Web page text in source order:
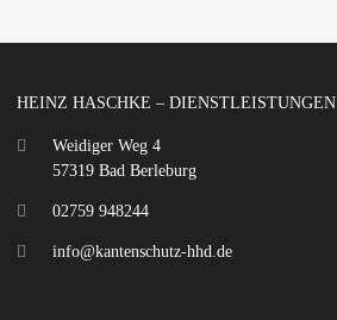
HEINZ HASCHKE – DIENSTLEISTUNGEN
Weidiger Weg 4
57319 Bad Berleburg
02759 948244
info@kantenschutz-hhd.de